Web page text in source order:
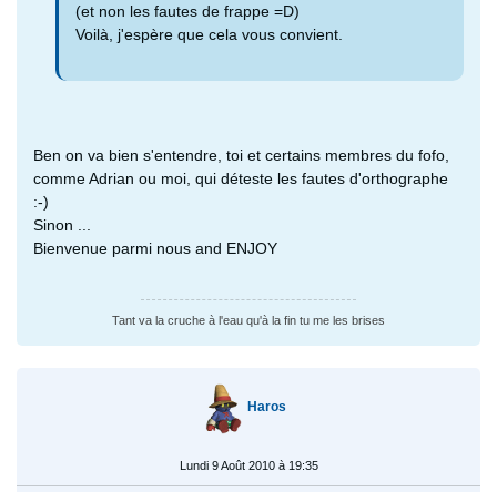
(et non les fautes de frappe =D)
Voilà, j'espère que cela vous convient.
Ben on va bien s'entendre, toi et certains membres du fofo,
comme Adrian ou moi, qui déteste les fautes d'orthographe
:-)
Sinon ...
Bienvenue parmi nous and ENJOY
Tant va la cruche à l'eau qu'à la fin tu me les brises
Haros
Lundi 9 Août 2010 à 19:35